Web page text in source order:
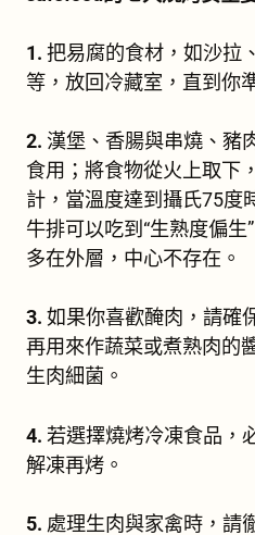
1. 把易腐的食材，如沙拉
等，放回冷藏室，直到你
2. 漢堡、香腸與串燒、豬
食用；將食物從火上取下
計，當溫度達到攝氏75度
牛排可以吃到“生熟度偏
多在外層，中心不存在。
3. 如果你喜歡醃肉，請確
再用來作蔬菜或煮熟肉的
生肉細菌。
4. 若選擇燒烤冷凍食品，
解凍再烤。
5. 處理生肉與家禽時，請